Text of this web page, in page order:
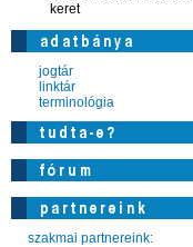
keret
jogtár
linktár
terminológia
szakmai partnereink: